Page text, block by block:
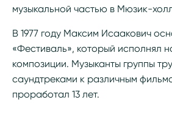
музыкальной частью в Мюзик-
В 1977 году Максим Исаакович
«Фестиваль», который исполнял
композиции. Музыканты группы
саундтреками к различным
проработал 13 лет.